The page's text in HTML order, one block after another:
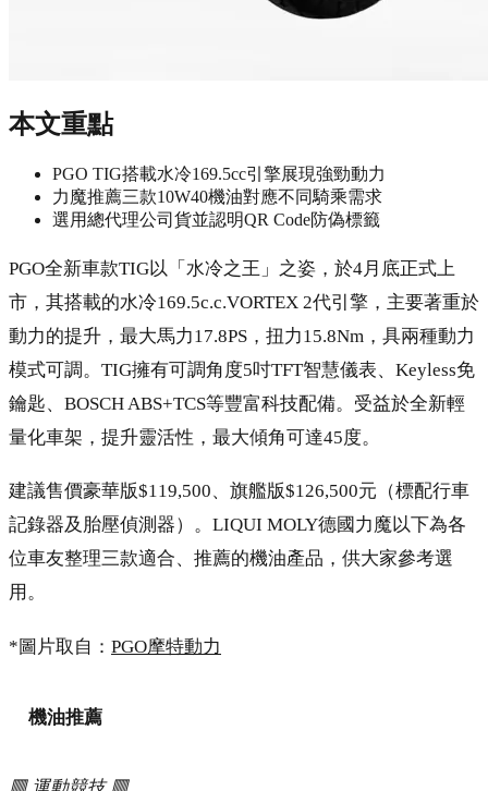
本文重點
PGO TIG搭載水冷169.5cc引擎展現強勁動力
力魔推薦三款10W40機油對應不同騎乘需求
選用總代理公司貨並認明QR Code防偽標籤
PGO全新車款TIG以「水冷之王」之姿，於4月底正式上
市，其搭載的水冷169.5c.c.VORTEX 2代引擎，主要著重於
動力的提升，最大馬力17.8PS，扭力15.8Nm，具兩種動力
模式可調。TIG擁有可調角度5吋TFT智慧儀表、Keyless免
鑰匙、BOSCH ABS+TCS等豐富科技配備。受益於全新輕
量化車架，提升靈活性，最大傾角可達45度。
建議售價豪華版$119,500、旗艦版$126,500元（標配行車
記錄器及胎壓偵測器）。LIQUI MOLY德國力魔以下為各
位車友整理三款適合、推薦的機油產品，供大家參考選
用。
*圖片取自： PGO摩特動力
機油推薦